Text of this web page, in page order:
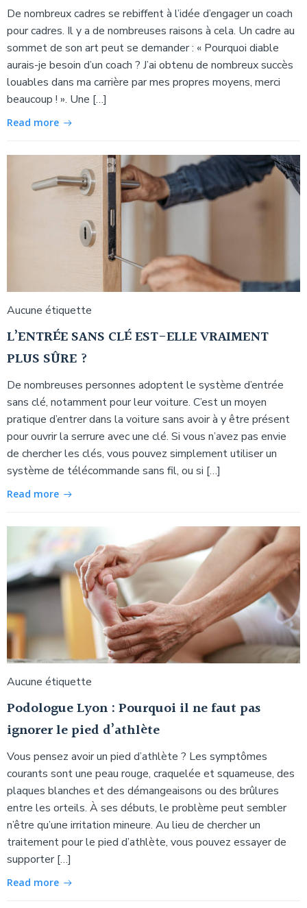
De nombreux cadres se rebiffent à l’idée d’engager un coach
pour cadres. Il y a de nombreuses raisons à cela. Un cadre au
sommet de son art peut se demander : « Pourquoi diable
aurais-je besoin d’un coach ? J’ai obtenu de nombreux succès
louables dans ma carrière par mes propres moyens, merci
beaucoup ! ». Une […]
Read more
Aucune étiquette
L’ENTRÉE SANS CLÉ EST-ELLE VRAIMENT
PLUS SÛRE ?
De nombreuses personnes adoptent le système d’entrée
sans clé, notamment pour leur voiture. C’est un moyen
pratique d’entrer dans la voiture sans avoir à y être présent
pour ouvrir la serrure avec une clé. Si vous n’avez pas envie
de chercher les clés, vous pouvez simplement utiliser un
système de télécommande sans fil, ou si […]
Read more
Aucune étiquette
Podologue Lyon : Pourquoi il ne faut pas
ignorer le pied d’athlète
Vous pensez avoir un pied d’athlète ? Les symptômes
courants sont une peau rouge, craquelée et squameuse, des
plaques blanches et des démangeaisons ou des brûlures
entre les orteils. À ses débuts, le problème peut sembler
n’être qu’une irritation mineure. Au lieu de chercher un
traitement pour le pied d’athlète, vous pouvez essayer de
supporter […]
Read more